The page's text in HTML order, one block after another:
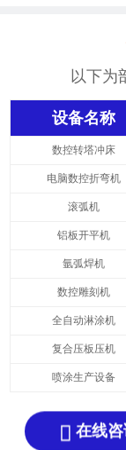
以下为
设备名称
数控转塔冲床
电脑数控折弯机
滚弧机
铝板开平机
氩弧焊机
数控雕刻机
全自动淋涂机
复合压板压机
喷涂生产设备
 在线咨